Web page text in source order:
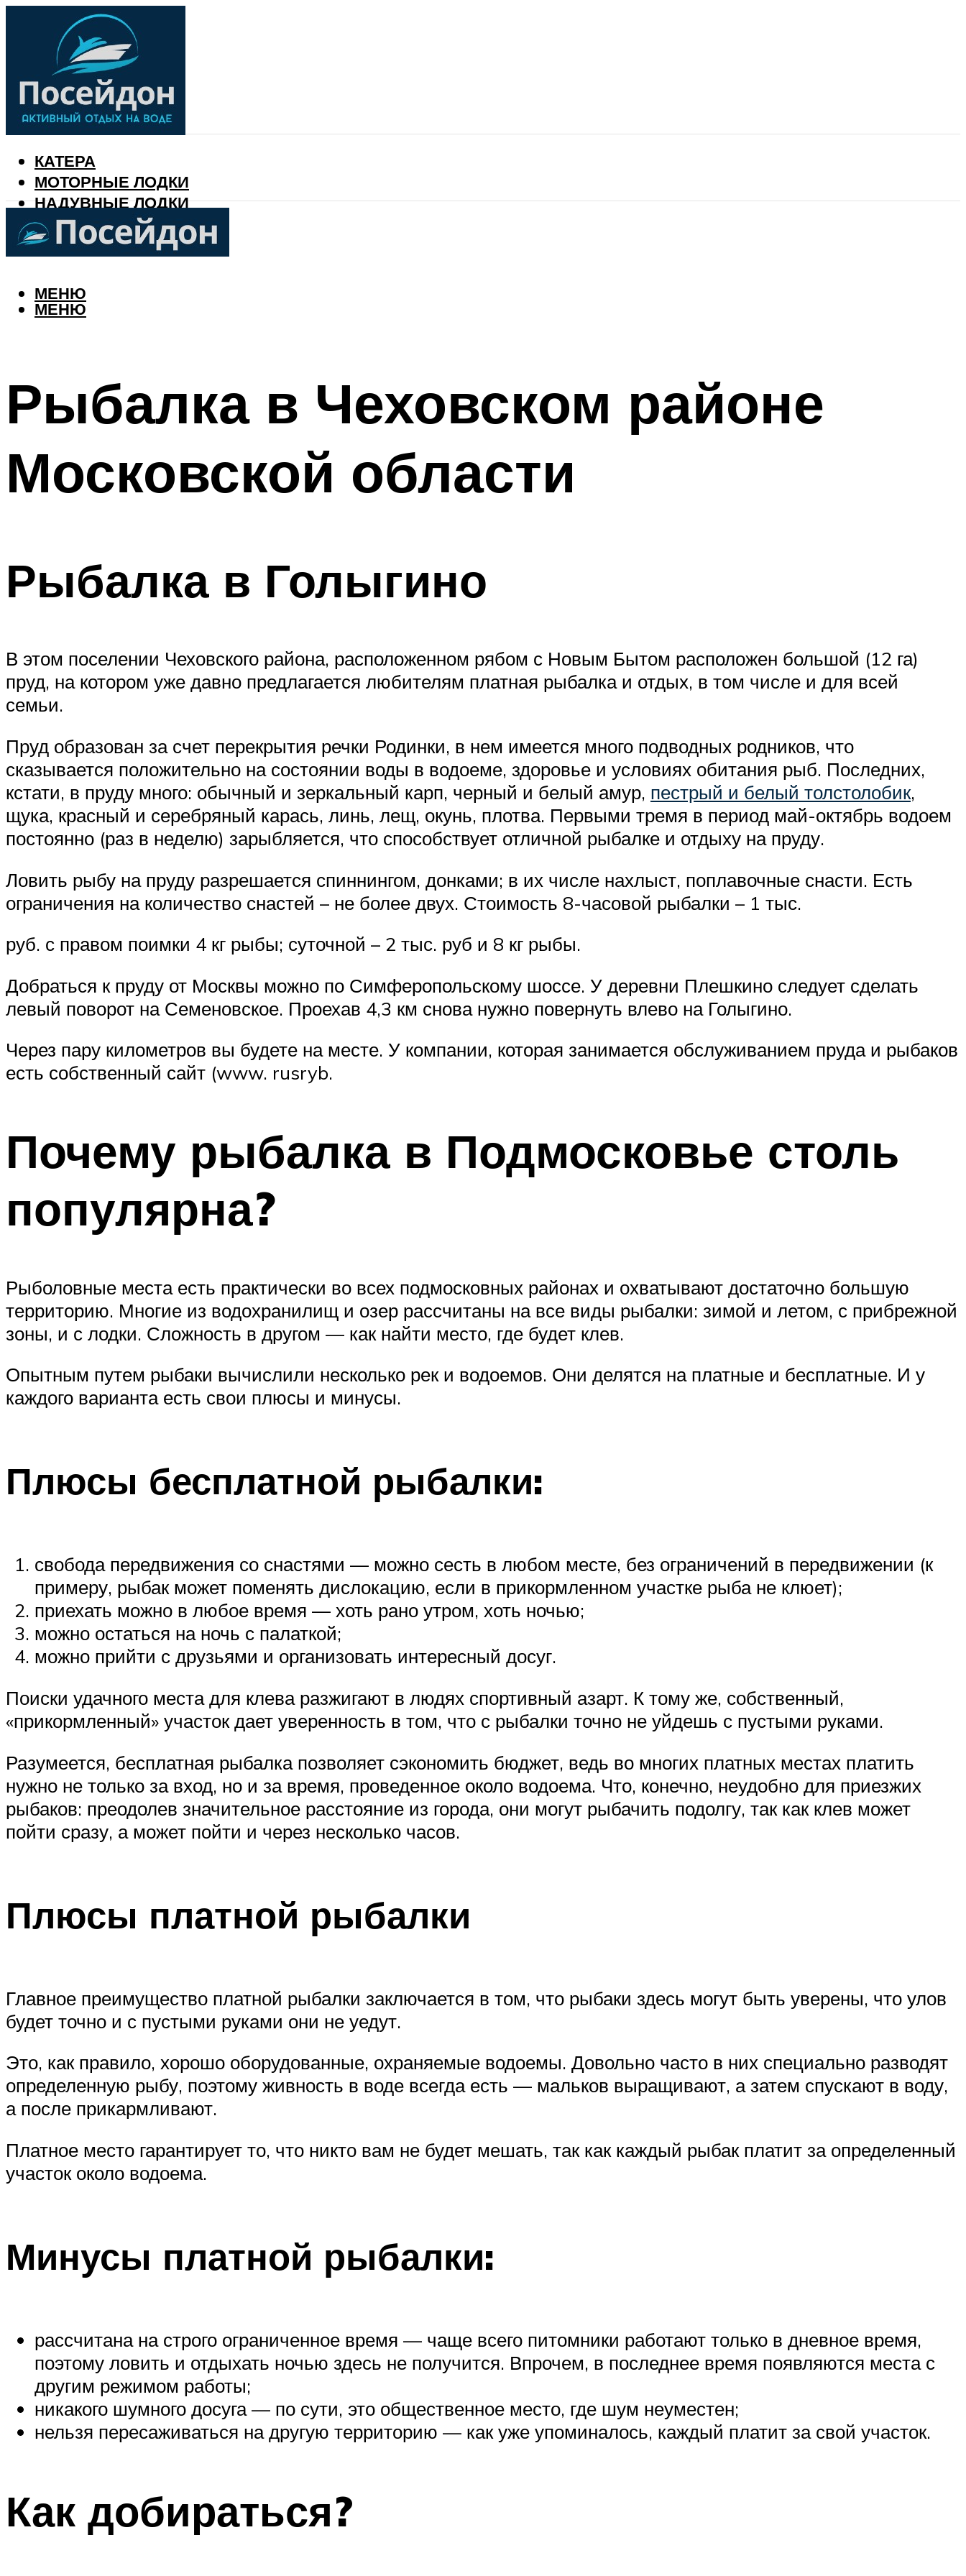
КАТЕРА
МОТОРНЫЕ ЛОДКИ
НАДУВНЫЕ ЛОДКИ
РЫБАЛКА
КАЛЕНДАРЬ РЫБАКА
МЕНЮ
МЕНЮ
Рыбалка в Чеховском районе
Московской области
Рыбалка в Голыгино
В этом поселении Чеховского района, расположенном рябом с Новым Бытом расположен большой (12 га)
пруд, на котором уже давно предлагается любителям платная рыбалка и отдых, в том числе и для всей
семьи.
Пруд образован за счет перекрытия речки Родинки, в нем имеется много подводных родников, что
сказывается положительно на состоянии воды в водоеме, здоровье и условиях обитания рыб. Последних,
кстати, в пруду много: обычный и зеркальный карп, черный и белый амур, пестрый и белый толстолобик,
щука, красный и серебряный карась, линь, лещ, окунь, плотва. Первыми тремя в период май-октябрь водоем
постоянно (раз в неделю) зарыбляется, что способствует отличной рыбалке и отдыху на пруду.
Ловить рыбу на пруду разрешается спиннингом, донками; в их числе нахлыст, поплавочные снасти. Есть
ограничения на количество снастей – не более двух. Стоимость 8-часовой рыбалки – 1 тыс.
руб. с правом поимки 4 кг рыбы; суточной – 2 тыс. руб и 8 кг рыбы.
Добраться к пруду от Москвы можно по Симферопольскому шоссе. У деревни Плешкино следует сделать
левый поворот на Семеновское. Проехав 4,3 км снова нужно повернуть влево на Голыгино.
Через пару километров вы будете на месте. У компании, которая занимается обслуживанием пруда и рыбаков
есть собственный сайт (www. rusryb.
Почему рыбалка в Подмосковье столь
популярна?
Рыболовные места есть практически во всех подмосковных районах и охватывают достаточно большую
территорию. Многие из водохранилищ и озер рассчитаны на все виды рыбалки: зимой и летом, с прибрежной
зоны, и с лодки. Сложность в другом — как найти место, где будет клев.
Опытным путем рыбаки вычислили несколько рек и водоемов. Они делятся на платные и бесплатные. И у
каждого варианта есть свои плюсы и минусы.
Плюсы бесплатной рыбалки:
свобода передвижения со снастями — можно сесть в любом месте, без ограничений в передвижении (к
примеру, рыбак может поменять дислокацию, если в прикормленном участке рыба не клюет);
приехать можно в любое время — хоть рано утром, хоть ночью;
можно остаться на ночь с палаткой;
можно прийти с друзьями и организовать интересный досуг.
Поиски удачного места для клева разжигают в людях спортивный азарт. К тому же, собственный,
«прикормленный» участок дает уверенность в том, что с рыбалки точно не уйдешь с пустыми руками.
Разумеется, бесплатная рыбалка позволяет сэкономить бюджет, ведь во многих платных местах платить
нужно не только за вход, но и за время, проведенное около водоема. Что, конечно, неудобно для приезжих
рыбаков: преодолев значительное расстояние из города, они могут рыбачить подолгу, так как клев может
пойти сразу, а может пойти и через несколько часов.
Плюсы платной рыбалки
Главное преимущество платной рыбалки заключается в том, что рыбаки здесь могут быть уверены, что улов
будет точно и с пустыми руками они не уедут.
Это, как правило, хорошо оборудованные, охраняемые водоемы. Довольно часто в них специально разводят
определенную рыбу, поэтому живность в воде всегда есть — мальков выращивают, а затем спускают в воду,
а после прикармливают.
Платное место гарантирует то, что никто вам не будет мешать, так как каждый рыбак платит за определенный
участок около водоема.
Минусы платной рыбалки:
рассчитана на строго ограниченное время — чаще всего питомники работают только в дневное время,
поэтому ловить и отдыхать ночью здесь не получится. Впрочем, в последнее время появляются места с
другим режимом работы;
никакого шумного досуга — по сути, это общественное место, где шум неуместен;
нельзя пересаживаться на другую территорию — как уже упоминалось, каждый платит за свой участок.
Как добираться?